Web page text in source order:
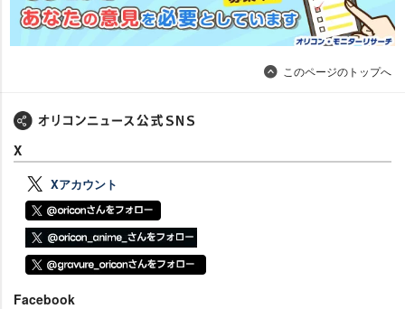
このページのトップへ
X
Xアカウント
Facebook